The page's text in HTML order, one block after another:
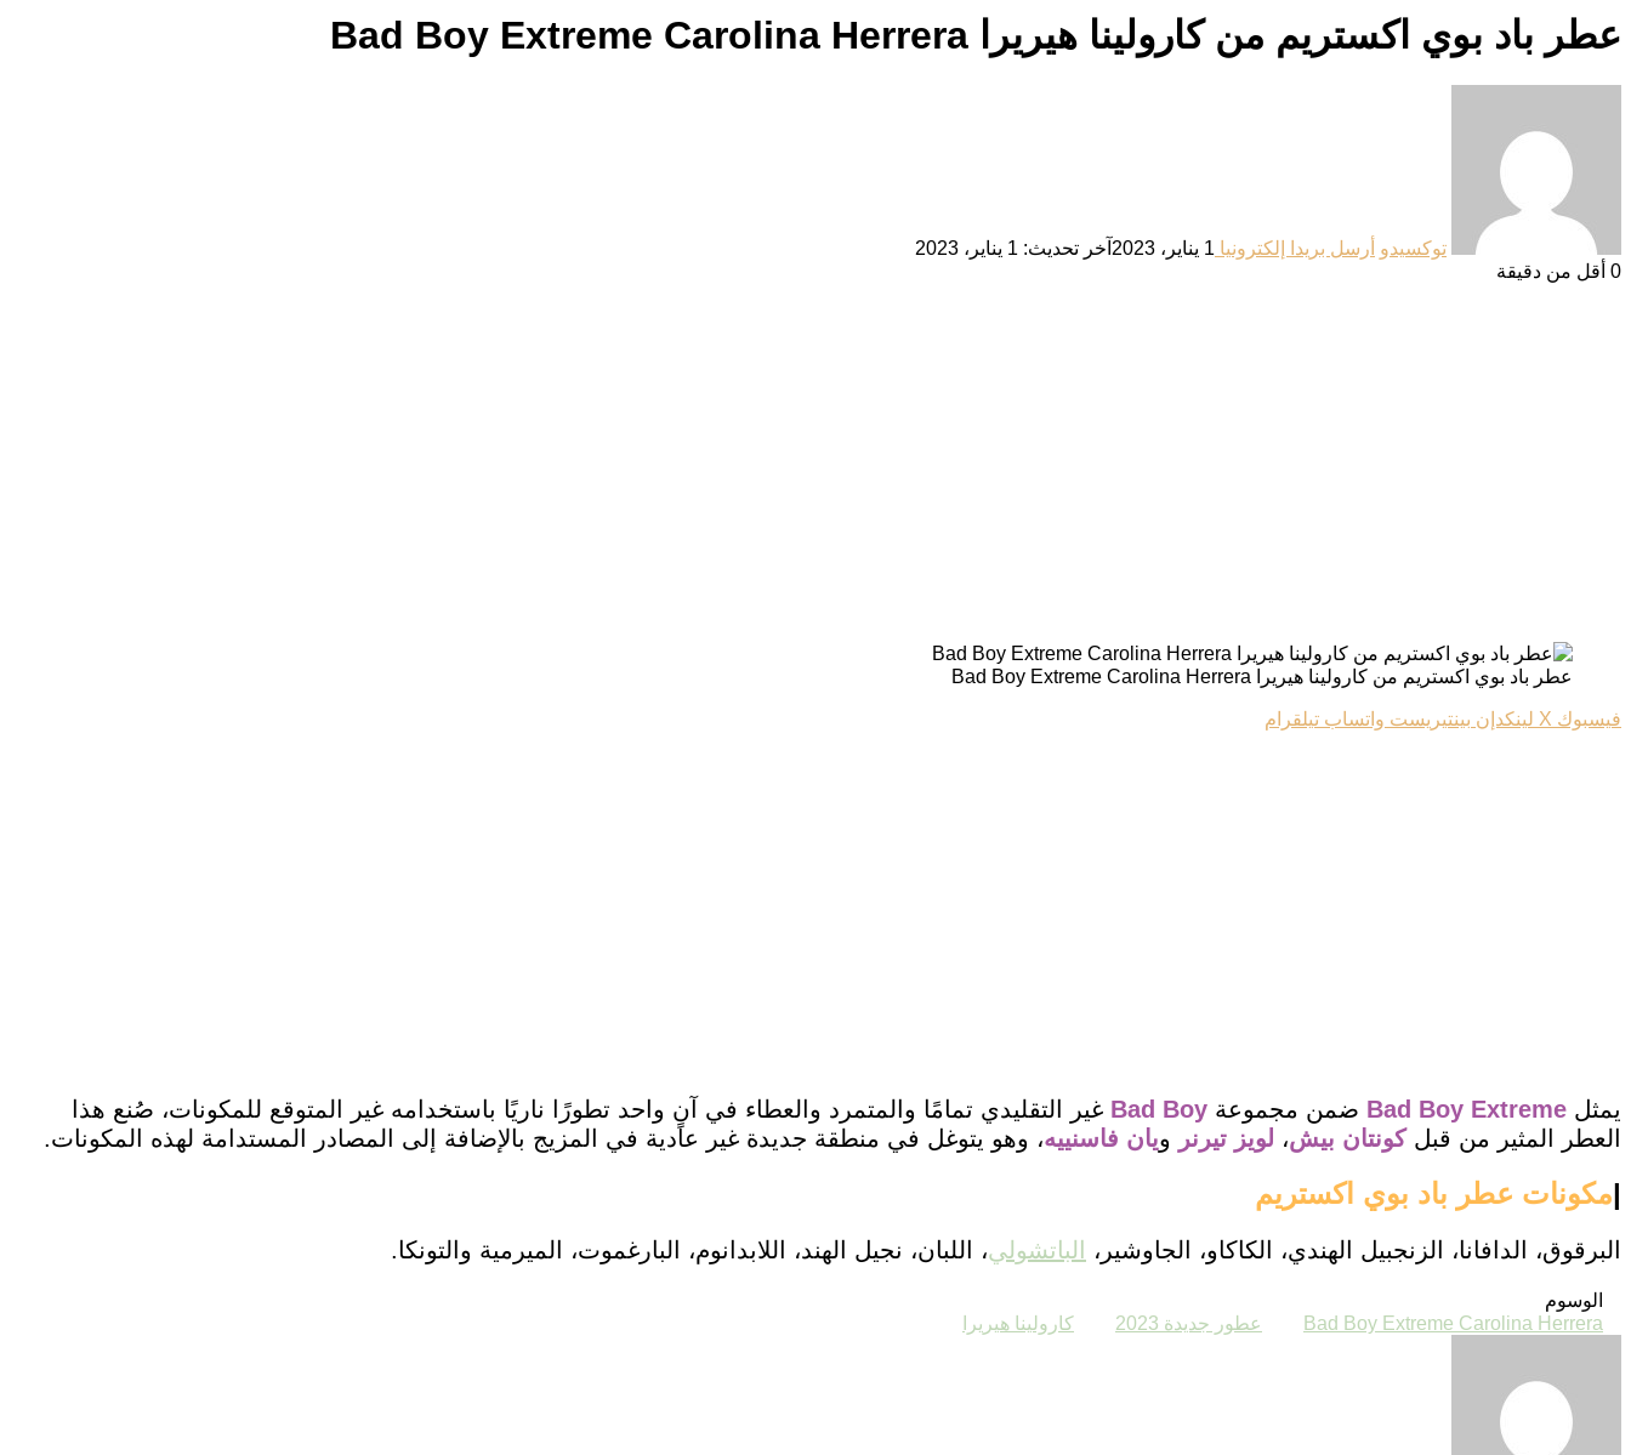
عطر باد بوي اكستريم من كارولينا هيريرا Bad Boy Extreme Carolina Herrera
توكسيدو أرسل بريدا إلكترونيا 1 يناير، 2023
آخر تحديث: 1 يناير، 2023
0 أقل من دقيقة
عطر باد بوي اكستريم من كارولينا هيريرا Bad Boy Extreme Carolina Herrera
فيسبوك ‫X لينكدإن بينتيريست واتساب تيلقرام
يمثل Bad Boy Extreme ضمن مجموعة Bad Boy غير التقليدي تمامًا والمتمرد والعطاء في آنٍ واحد تطورًا ناريًا باستخدامه غير المتوقع للمكونات، صُنع هذا
العطر المثير من قبلكونتان بيش، لويز تيرنر ويان فاسنييه، وهو يتوغل في منطقة جديدة غير عادية في المزيج بالإضافة إلى المصادر المستدامة لهذه المكونات.
|مكونات عطر باد بوي اكستريم
البرقوق، الدافانا، الزنجبيل الهندي، الكاكاو، الجاوشير، الباتشولي، اللبان، نجيل الهند، اللابدانوم، البارغموت، الميرمية والتونكا.
الوسوم
Bad Boy Extreme Carolina Herrera
عطور جديدة 2023 كارولينا هيريرا